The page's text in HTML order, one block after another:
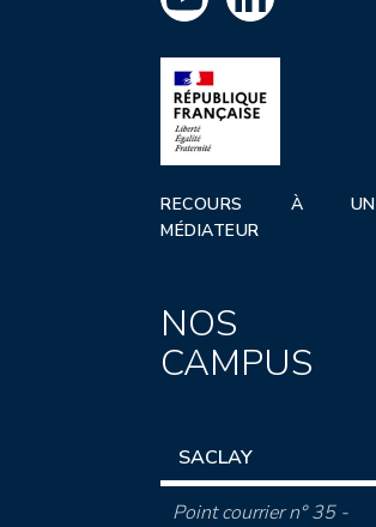
RECOURS À UN
MÉDIATEUR
NOS
CAMPUS
SACLAY
Point courrier n° 35 -